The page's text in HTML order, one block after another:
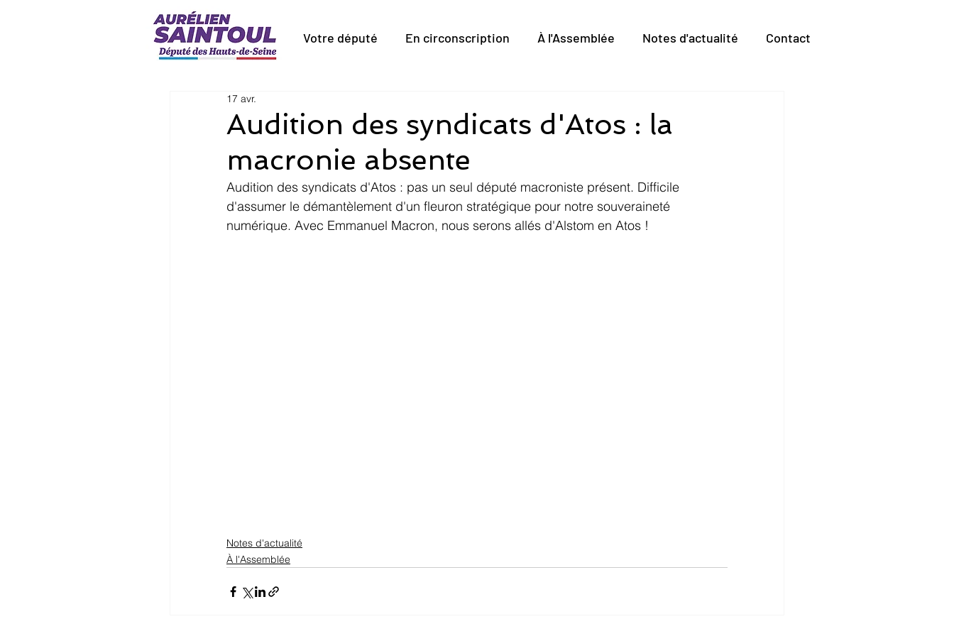
Votre député En circonscription À l'Assemblée Notes d'actualité Contact
Audition des syndicats d'Atos : la
macronie absente
17 avr.
Audition des syndicats d'Atos : pas un seul député macroniste présent. Difficile
d'assumer le démantèlement d'un fleuron stratégique pour notre souveraineté
numérique. Avec Emmanuel Macron, nous serons allés d'Alstom en Atos !
Notes d'actualité
À l'Assemblée